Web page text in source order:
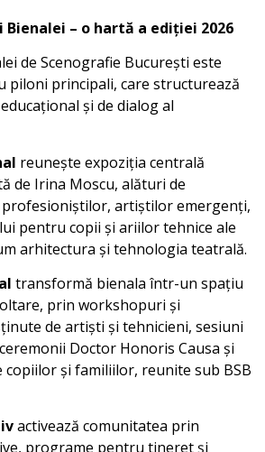
– o hartă a ediției 2026
de Scenografie București este
piloni principali, care structurează
și de dialog al
reunește expoziția centrală
de Irina Moscu, alături de
profesioniștilor, artiștilor emergenți,
pentru copii și ariilor tehnice ale
arhitectura și tehnologia teatrală.
transformă bienala într-un spațiu
prin workshopuri și
de artiști și tehnicieni, sesiuni
Doctor Honoris Causa și
copiilor și familiilor, reunite sub BSB
activează comunitatea prin
programe pentru tineret și